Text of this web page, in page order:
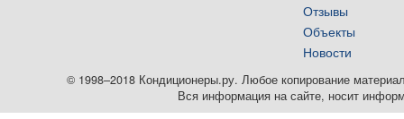
Отзывы
Объекты
Новости
© 1998–2018 Кондиционеры.ру. Любое копирование
Вся информация на сайте, носит